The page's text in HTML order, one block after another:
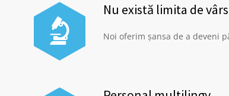
Nu există limita de
Noi oferim șansa de a deveni